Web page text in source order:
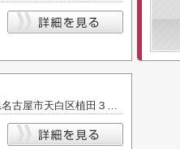
愛知県名古屋市天白区植田３丁目